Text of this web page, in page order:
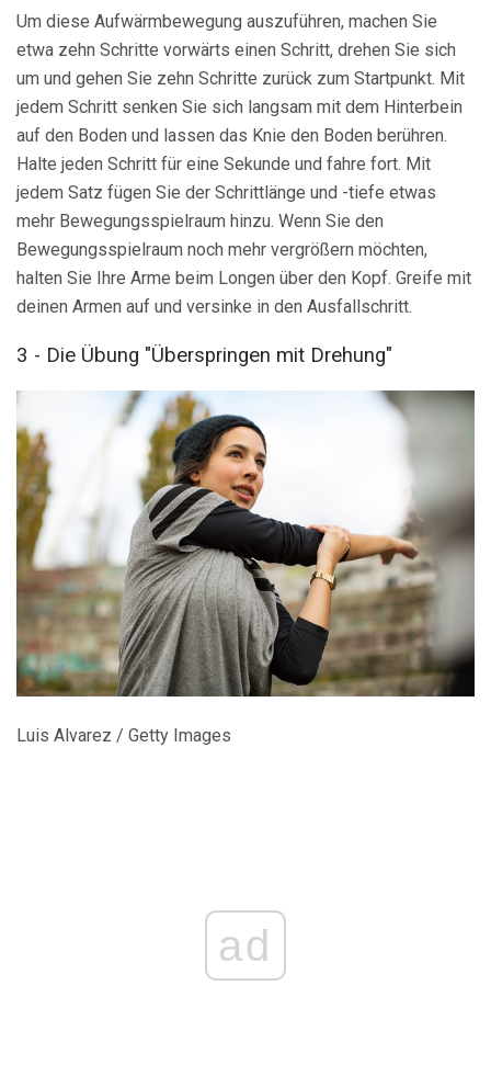
Um diese Aufwärmbewegung auszuführen, machen Sie
etwa zehn Schritte vorwärts einen Schritt, drehen Sie sich
um und gehen Sie zehn Schritte zurück zum Startpunkt. Mit
jedem Schritt senken Sie sich langsam mit dem Hinterbein
auf den Boden und lassen das Knie den Boden berühren.
Halte jeden Schritt für eine Sekunde und fahre fort. Mit
jedem Satz fügen Sie der Schrittlänge und -tiefe etwas
mehr Bewegungsspielraum hinzu. Wenn Sie den
Bewegungsspielraum noch mehr vergrößern möchten,
halten Sie Ihre Arme beim Longen über den Kopf. Greife mit
deinen Armen auf und versinke in den Ausfallschritt.
3 - Die Übung "Überspringen mit Drehung"
Luis Alvarez / Getty Images
ad